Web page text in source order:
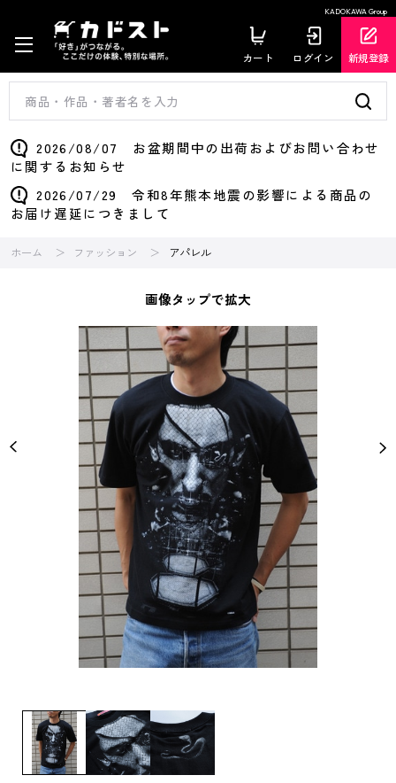
KADOKAWA Group
カート ログイン 新規登録
2026/08/07 お盆期間中の出荷およびお問い合わせ
に関するお知らせ
2026/07/29 令和8年熊本地震の影響による商品の
お届け遅延につきまして
ホーム ファッション アパレル
画像タップで拡大